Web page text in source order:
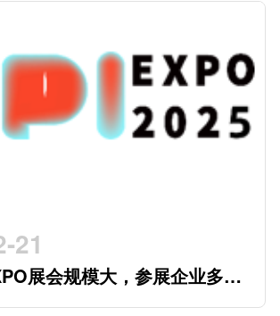
21
展会规模大，参展企业多，
看展时间紧，怎么办？